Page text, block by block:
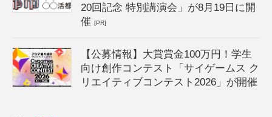
20回記念 特別講演会」が8月19日に開
催[PR]
【公募情報】大賞賞金100万円！学生
向け創作コンテスト「サイゲームス ク
リエイティブコンテスト2026」が開催